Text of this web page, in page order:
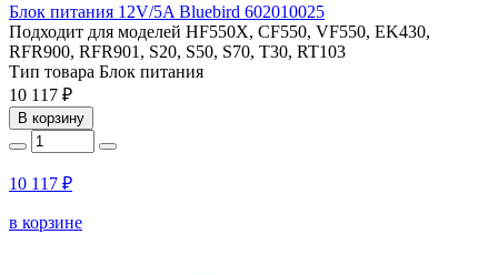
Блок питания 12V/5A Bluebird 602010025
Подходит для моделей HF550X, CF550, VF550, EK430,
RFR900, RFR901, S20, S50, S70, T30, RT103
Тип товара Блок питания
10 117 ₽
В корзину
10 117 ₽
в корзине